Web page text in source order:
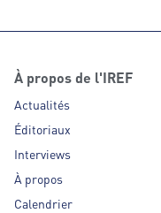
À propos de l'IREF
Actualités
Éditoriaux
Interviews
À propos
Calendrier